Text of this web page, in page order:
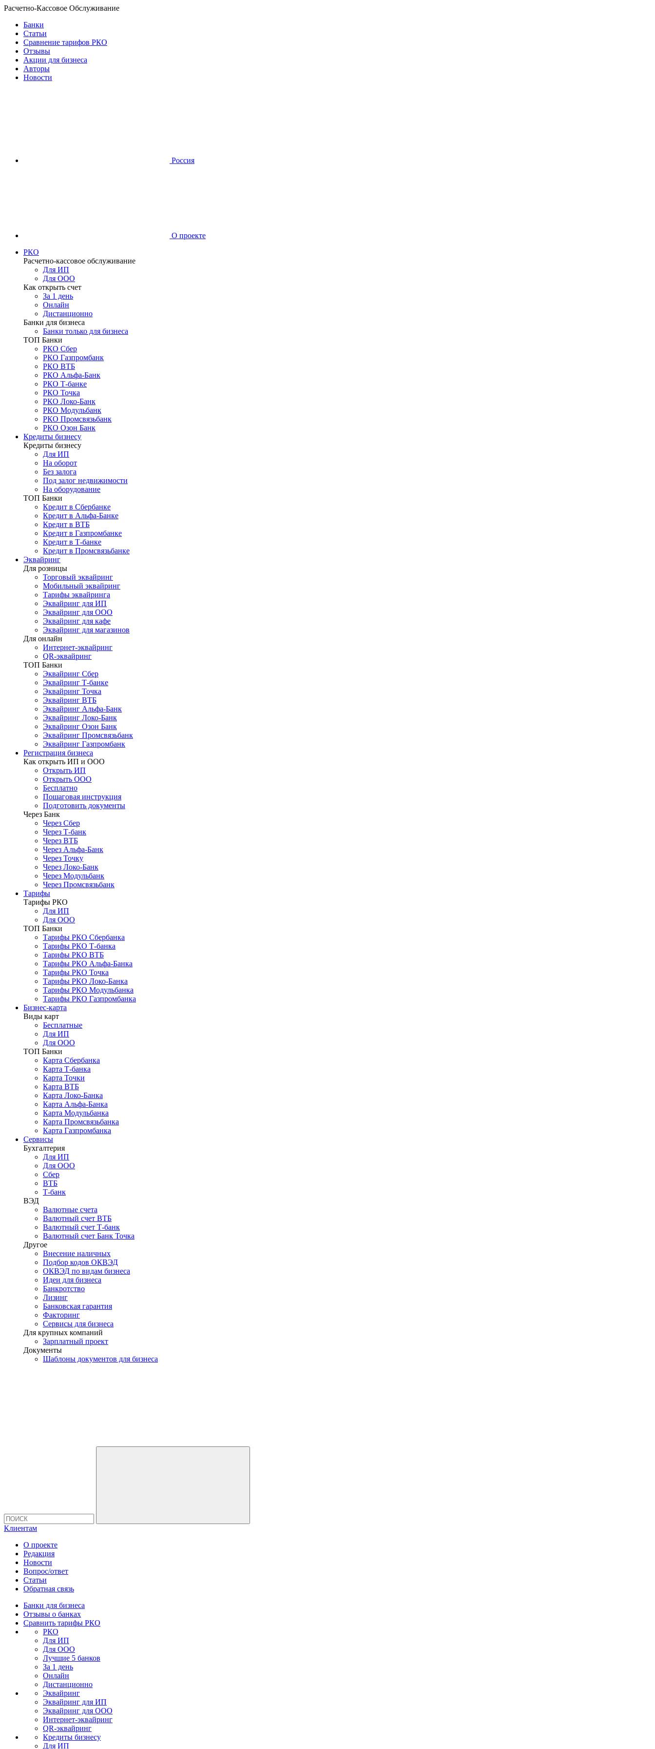
Расчетно-Кассовое Обслуживание
Банки
Статьи
Сравнение тарифов РКО
Отзывы
Акции для бизнеса
Авторы
Новости
Россия
О проекте
РКО
Расчетно-кассовое обслуживание
Для ИП
Для ООО
Как открыть счет
За 1 день
Онлайн
Дистанционно
Банки для бизнеса
Банки только для бизнеса
ТОП Банки
РКО Сбер
РКО Газпромбанк
РКО ВТБ
РКО Альфа-Банк
РКО Т-банке
РКО Точка
РКО Локо-Банк
РКО Модульбанк
РКО Промсвязьбанк
РКО Озон Банк
Кредиты бизнесу
Кредиты бизнесу
Для ИП
На оборот
Без залога
Под залог недвижимости
На оборудование
ТОП Банки
Кредит в Сбербанке
Кредит в Альфа-Банке
Кредит в ВТБ
Кредит в Газпромбанке
Кредит в Т-банке
Кредит в Промсвязьбанке
Эквайринг
Для розницы
Торговый эквайринг
Мобильный эквайринг
Тарифы эквайринга
Эквайринг для ИП
Эквайринг для ООО
Эквайринг для кафе
Эквайринг для магазинов
Для онлайн
Интернет-эквайринг
QR-эквайринг
ТОП Банки
Эквайринг Сбер
Эквайринг Т-банке
Эквайринг Точка
Эквайринг ВТБ
Эквайринг Альфа-Банк
Эквайринг Локо-Банк
Эквайринг Озон Банк
Эквайринг Промсвязьбанк
Эквайринг Газпромбанк
Регистрация бизнеса
Как открыть ИП и ООО
Открыть ИП
Открыть ООО
Бесплатно
Пошаговая инструкция
Подготовить документы
Через Банк
Через Сбер
Через Т-банк
Через ВТБ
Через Альфа-Банк
Через Точку
Через Локо-Банк
Через Модульбанк
Через Промсвязьбанк
Тарифы
Тарифы РКО
Для ИП
Для ООО
ТОП Банки
Тарифы РКО Сбербанка
Тарифы РКО Т-банка
Тарифы РКО ВТБ
Тарифы РКО Альфа-Банка
Тарифы РКО Точка
Тарифы РКО Локо-Банка
Тарифы РКО Модульбанка
Тарифы РКО Газпромбанка
Бизнес-карта
Виды карт
Бесплатные
Для ИП
Для ООО
ТОП Банки
Карта Сбербанка
Карта Т-банка
Карта Точки
Карта ВТБ
Карта Локо-Банка
Карта Альфа-Банка
Карта Модульбанка
Карта Промсвязьбанка
Карта Газпромбанка
Сервисы
Бухгалтерия
Для ИП
Для ООО
Сбер
ВТБ
Т-банк
ВЭД
Валютные счета
Валютный счет ВТБ
Валютный счет Т-банк
Валютный счет Банк Точка
Другое
Внесение наличных
Подбор кодов ОКВЭД
ОКВЭД по видам бизнеса
Идеи для бизнеса
Банкротство
Лизинг
Банковская гарантия
Факторинг
Сервисы для бизнеса
Для крупных компаний
Зарплатный проект
Документы
Шаблоны документов для бизнеса
Клиентам
О проекте
Редакция
Новости
Вопрос/ответ
Статьи
Обратная связь
Банки для бизнеса
Отзывы о банках
Сравнить тарифы РКО
РКО
Для ИП
Для ООО
Лучшие 5 банков
За 1 день
Онлайн
Дистанционно
Эквайринг
Эквайринг для ИП
Эквайринг для ООО
Интернет-эквайринг
QR-эквайринг
Кредиты бизнесу
Для ИП